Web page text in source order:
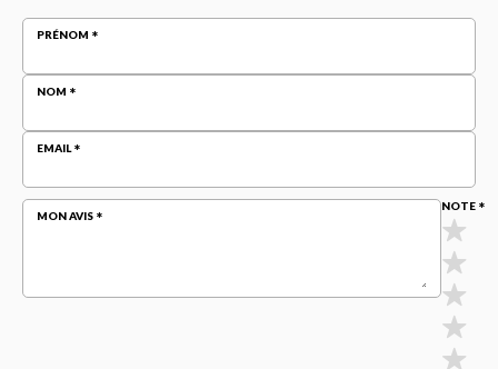
PRÉNOM
NOM
EMAIL
MON AVIS
NOTE